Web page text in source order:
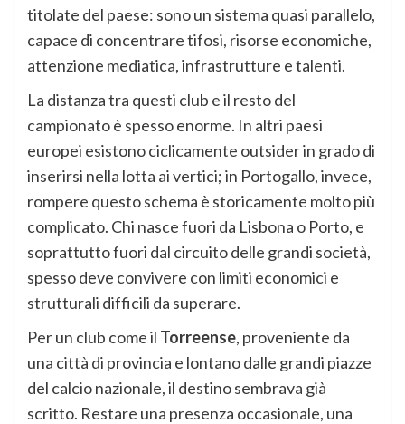
titolate del paese: sono un sistema quasi parallelo,
capace di concentrare tifosi, risorse economiche,
attenzione mediatica, infrastrutture e talenti.
La distanza tra questi club e il resto del
campionato è spesso enorme. In altri paesi
europei esistono ciclicamente outsider in grado di
inserirsi nella lotta ai vertici; in Portogallo, invece,
rompere questo schema è storicamente molto più
complicato. Chi nasce fuori da Lisbona o Porto, e
soprattutto fuori dal circuito delle grandi società,
spesso deve convivere con limiti economici e
strutturali difficili da superare.
Per un club come il Torreense, proveniente da
una città di provincia e lontano dalle grandi piazze
del calcio nazionale, il destino sembrava già
scritto. Restare una presenza occasionale, una